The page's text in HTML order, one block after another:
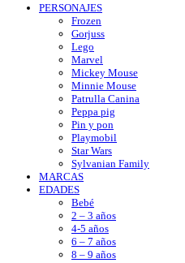
PERSONAJES
Frozen
Gorjuss
Lego
Marvel
Mickey Mouse
Minnie Mouse
Patrulla Canina
Peppa pig
Pin y pon
Playmobil
Star Wars
Sylvanian Family
MARCAS
EDADES
Bebé
2 – 3 años
4-5 años
6 – 7 años
8 – 9 años